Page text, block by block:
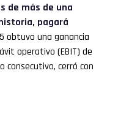
de más de una
pagará
obtuvo una ganancia
operativo (EBIT) de
consecutivo, cerró con